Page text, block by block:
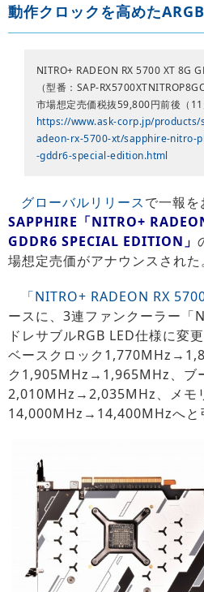
動作クロックを高めた
NITRO+ RADEON RX 5700 XT 8G
（型番：SAP-
市場想定売価税抜59,800円前後（11
https://www.ask-corp.jp/
adeon-rx-5700-xt/sapphire-nitro-
-gddr6-special-edition.html
グローバルリリースで一報を
SAPPHIRE「NITRO+
GDDR6 SPECIAL EDITION」
場想定売価がアナウンスされた
「NITRO+ RADEON RX
ースに、3連ファンクーラー「
ドレサブルRGB LED仕様に変
ベースクロック
ク1,905MHz→1,965MHz、ブ
2,010MHz→2,035MHz、メモ
14,000MHz→14,400MHzへと